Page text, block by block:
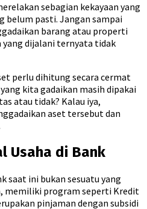
sebagian kekayaan yang
belum pasti. Jangan sampai
barang atau properti
yang dijalani ternyata tidak
perlu dihitung secara cermat
kita gadaikan masih dipakai
atau tidak? Kalau iya,
aset tersebut dan
Usaha di Bank
saat ini bukan sesuatu yang
memiliki program seperti Kredit
pinjaman dengan subsidi